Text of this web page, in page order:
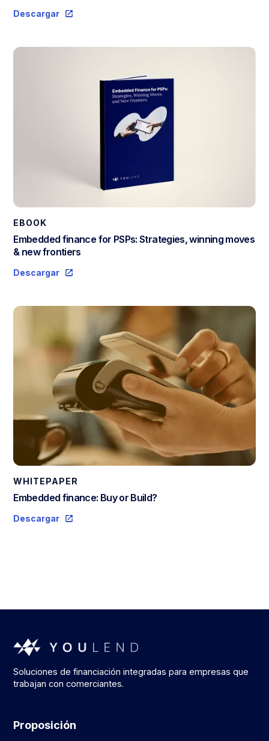
Descargar
EBOOK
Embedded finance for PSPs: Strategies, winning moves
& new frontiers
Descargar
WHITEPAPER
Embedded finance: Buy or Build?
Descargar
Soluciones de financiación integradas para empresas que
trabajan con comerciantes.
Proposición